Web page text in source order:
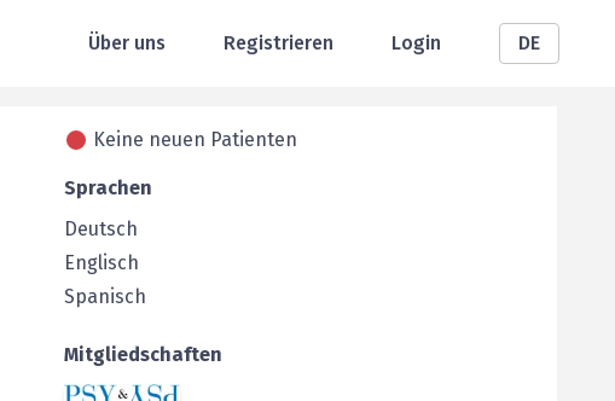
Über uns Registrieren Login DE
Keine neuen Patienten
Sprachen
Deutsch
Englisch
Spanisch
Mitgliedschaften